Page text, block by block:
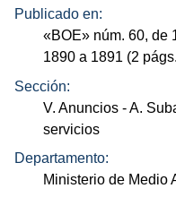
Publicado en:
«BOE» núm. 60, de
1890 a 1891 (2 págs.
Sección:
V. Anuncios - A.
servicios
Departamento:
Ministerio de Medio